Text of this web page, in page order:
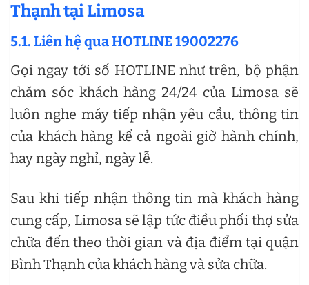
Thạnh tại Limosa
5.1. Liên hệ qua HOTLINE 19002276
Gọi ngay tới số HOTLINE như trên, bộ phận
chăm sóc khách hàng 24/24 của Limosa sẽ
luôn nghe máy tiếp nhận yêu cầu, thông tin
của khách hàng kể cả ngoài giờ hành chính,
hay ngày nghỉ, ngày lễ.
Sau khi tiếp nhận thông tin mà khách hàng
cung cấp, Limosa sẽ lập tức điều phối thợ sửa
chữa đến theo thời gian và địa điểm tại quận
Bình Thạnh của khách hàng và sửa chữa.